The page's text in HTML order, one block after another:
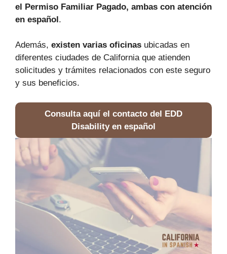
el Permiso Familiar Pagado, ambas con atención
en español.
Además, existen varias oficinas ubicadas en
diferentes ciudades de California que atienden
solicitudes y trámites relacionados con este seguro
y sus beneficios.
Consulta aquí el contacto del EDD
Disability en español